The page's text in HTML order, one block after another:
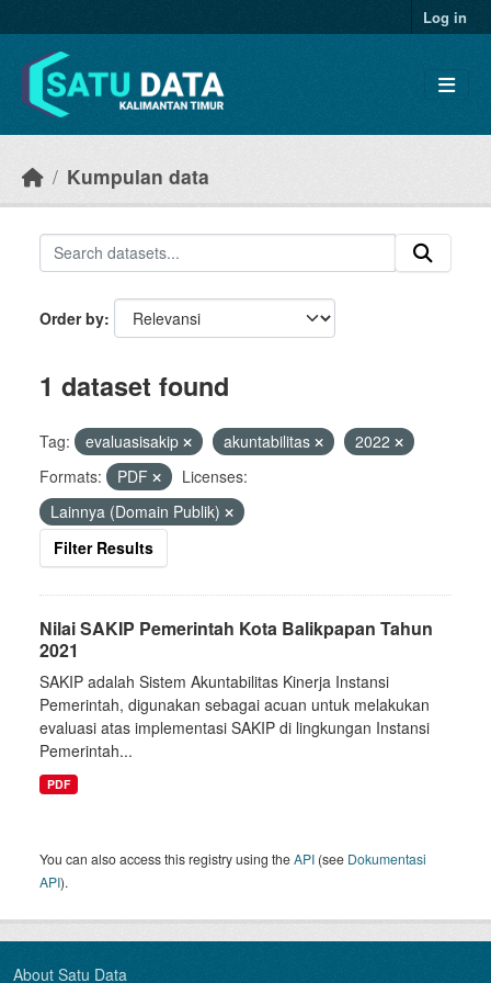
Log in
Kumpulan data
Order by
1 dataset found
Tag: evaluasisakip akuntabilitas
2022
Formats:
PDF
Licenses:
Lainnya (Domain Publik)
Filter Results
Nilai SAKIP Pemerintah Kota Balikpapan Tahun
2021
SAKIP adalah Sistem Akuntabilitas Kinerja Instansi
Pemerintah, digunakan sebagai acuan untuk melakukan
evaluasi atas implementasi SAKIP di lingkungan Instansi
Pemerintah...
PDF
You can also access this registry using theAPI (see Dokumentasi
API).
About Satu Data